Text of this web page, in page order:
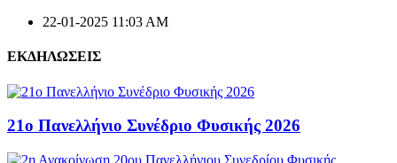
22-01-2025 11:03 AM
ΕΚΔΗΛΩΣΕΙΣ
21ο Πανελλήνιο Συνέδριο Φυσικής 2026